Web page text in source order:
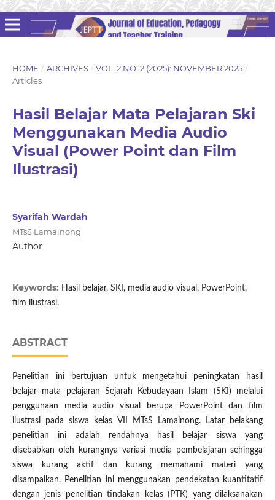
HOME / ARCHIVES / VOL. 2 NO. 2 (2025): NOVEMBER 2025 /
Articles
Hasil Belajar Mata Pelajaran Ski
Menggunakan Media Audio
Visual (Power Point dan Film
Ilustrasi)
Syarifah Wardah
MTsS Lamainong
Author
Keywords: Hasil belajar, SKI, media audio visual, PowerPoint,
film ilustrasi.
ABSTRACT
Penelitian ini bertujuan untuk mengetahui peningkatan hasil
belajar mata pelajaran Sejarah Kebudayaan Islam (SKI) melalui
penggunaan media audio visual berupa PowerPoint dan film
ilustrasi pada siswa kelas VII MTsS Lamainong. Latar belakang
penelitian ini adalah rendahnya hasil belajar siswa yang
disebabkan oleh kurangnya variasi media pembelajaran sehingga
siswa kurang aktif dan kurang memahami materi yang
disampaikan. Penelitian ini menggunakan pendekatan kuantitatif
dengan jenis penelitian tindakan kelas (PTK) yang dilaksanakan